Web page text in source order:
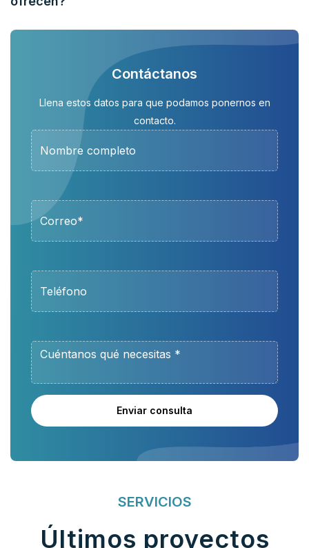
Contáctanos
Llena estos datos para que podamos ponernos en
contacto.
Enviar consulta
SERVICIOS
Últimos proyectos